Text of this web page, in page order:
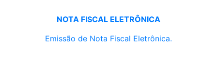
NOTA FISCAL ELETRÔNICA
Emissão de Nota Fiscal Eletrônica.